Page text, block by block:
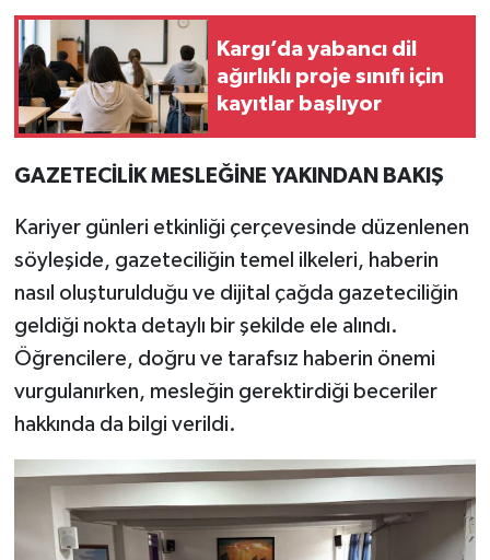
Kargı’da yabancı dil
ağırlıklı proje sınıfı için
kayıtlar başlıyor
GAZETECİLİK MESLEĞİNE YAKINDAN BAKIŞ
Kariyer günleri etkinliği çerçevesinde düzenlenen
söyleşide, gazeteciliğin temel ilkeleri, haberin
nasıl oluşturulduğu ve dijital çağda gazeteciliğin
geldiği nokta detaylı bir şekilde ele alındı.
Öğrencilere, doğru ve tarafsız haberin önemi
vurgulanırken, mesleğin gerektirdiği beceriler
hakkında da bilgi verildi.